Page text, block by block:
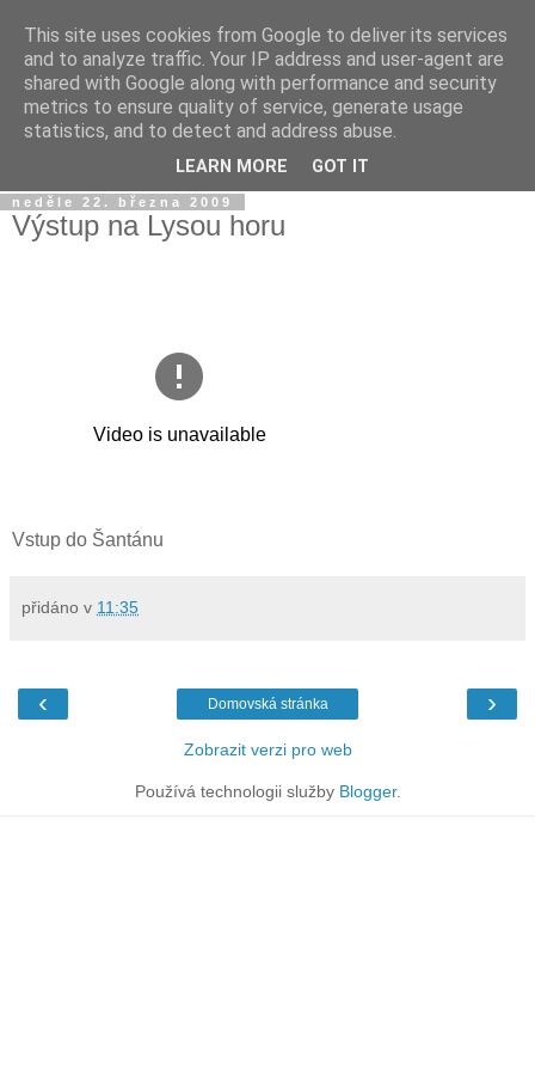
Jirkův blog
Na tento blog posílám fotky a videa z mobilu a taky sem
občas píšu jen tak...
neděle 22. března 2009
Výstup na Lysou horu
Vstup do Šantánu
přidáno v 11:35
‹ ›
Domovská stránka
Zobrazit verzi pro web
Používá technologii služby Blogger.
This site uses cookies from Google to deliver its services
and to analyze traffic. Your IP address and user-agent are
shared with Google along with performance and security
metrics to ensure quality of service, generate usage
statistics, and to detect and address abuse.
LEARN MORE GOT IT